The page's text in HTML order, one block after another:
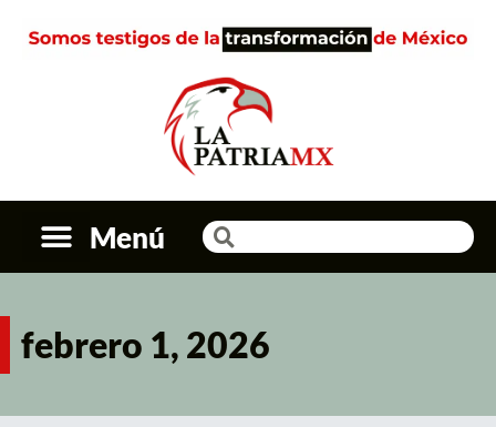
Menú
febrero 1, 2026